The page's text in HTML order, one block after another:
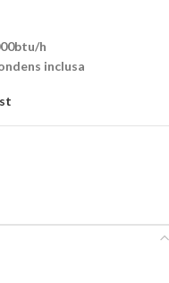
h
inclusa